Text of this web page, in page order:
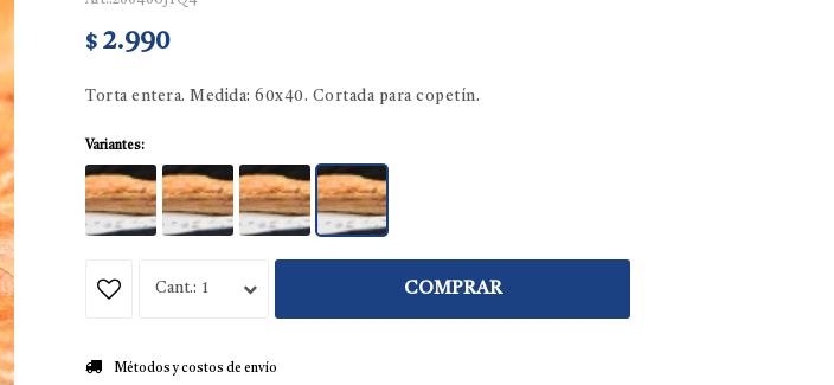
$ 2.990
Torta entera. Medida: 60x40. Cortada para copetín.
Variantes:
1 COMPRAR
Métodos y costos de envío